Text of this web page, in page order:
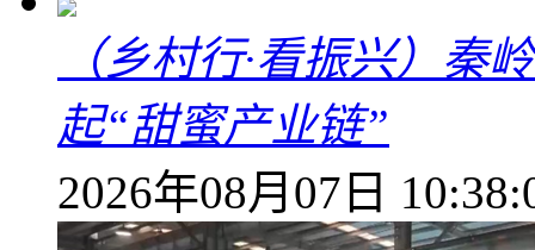
（乡村行·看振兴）秦
起“甜蜜产业链”
2026年08月07日